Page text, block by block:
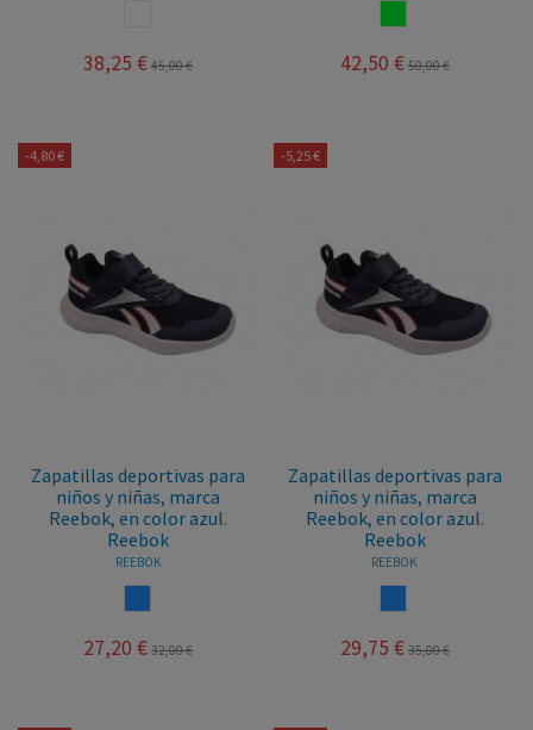
38,25 € 45,00 € 42,50 € 50,00 €
-4,80 €
Zapatillas deportivas para
niños y niñas, marca
Reebok, en color azul.
Reebok
REEBOK
27,20 € 32,00 €
-5,25 €
Zapatillas deportivas para
niños y niñas, marca
Reebok, en color azul.
Reebok
REEBOK
29,75 € 35,00 €